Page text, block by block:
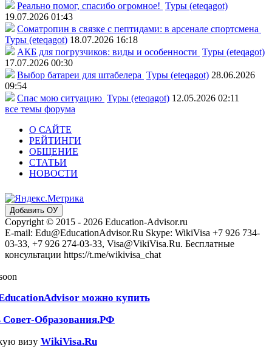
Реально помог, спасибо огромное! Туры (eteqagot)
19.07.2026 01:43
Соматропин в связке с пептидами: в арсенале спортсмена
Туры (eteqagot) 18.07.2026 16:18
АКБ для погрузчиков: виды и особенности Туры (eteqagot)
17.07.2026 00:30
Выбор батареи для штабелера Туры (eteqagot) 28.06.2026
09:54
Спас мою ситуацию Туры (eteqagot) 12.05.2026 02:11
все темы форума
О САЙТЕ
РЕЙТИНГИ
ОБЩЕНИЕ
СТАТЬИ
НОВОСТИ
Добавить ОУ
Copyright © 2015 - 2026 Education-Advisor.ru
E-mail: Edu@EducationAdvisor.Ru Skype: WikiVisa +7 926 734-
03-33, +7 926 274-03-33, Visa@VikiVisa.Ru. Бесплатные
консультации https://t.me/wikivisa_chat
можно купить
Совет-Образования.РФ
визу WikiVisa.Ru